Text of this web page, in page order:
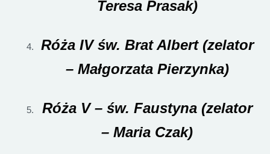
Teresa Prasak)
Róża IV św. Brat Albert (zelator
– Małgorzata Pierzynka)
Róża V – św. Faustyna (zelator
– Maria Czak)